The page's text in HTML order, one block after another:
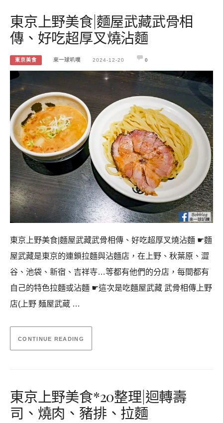
東京上野美食|麵屋武藏武骨相
傳、好吃超厚叉燒沾麵
東京美食 來一球叭噗 2024-12-20 0
東京上野美食|麵屋武藏武骨相傳、好吃超厚叉燒沾麵 ☛麵
屋武藏是東京的連鎖拉麵與沾麵店，在上野、秋葉原、澀
谷、池袋、新宿、吉祥寺…等都有他們的分店，每間都有
自己的特色拉麵或沾麵 ☛這次是吃麵屋武藏 武骨相傳上野
店(上野 麺屋武蔵 …
CONTINUE READING
東京上野美食*20整理|迴轉壽
司、燒肉、豬排、拉麵